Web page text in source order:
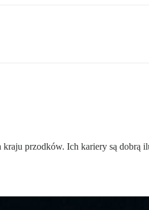
przodków. Ich kariery są dobrą